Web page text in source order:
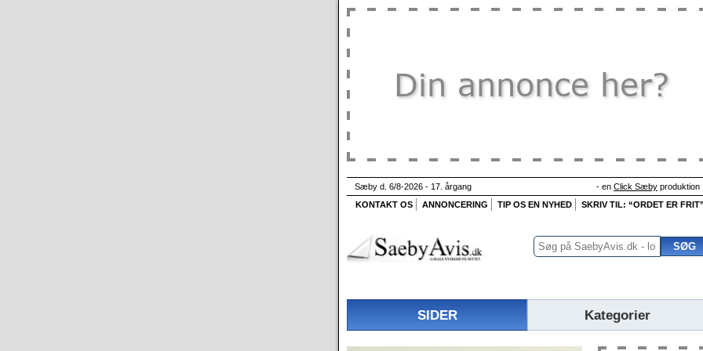
Sæby d. 6/8-2026 - 17. årgang - en Click Sæby produktion
KONTAKT OS
ANNONCERING TIP OS EN NYHED SKRIV TIL: “ORDET ER
SIDER Kategorier